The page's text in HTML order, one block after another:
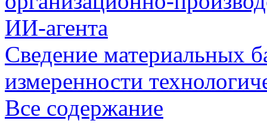
ИИ-агента
Сведение материальных
измеренности
Все содержание